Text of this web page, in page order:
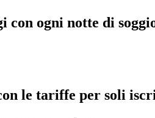
con ogni notte di
le tariffe per soli